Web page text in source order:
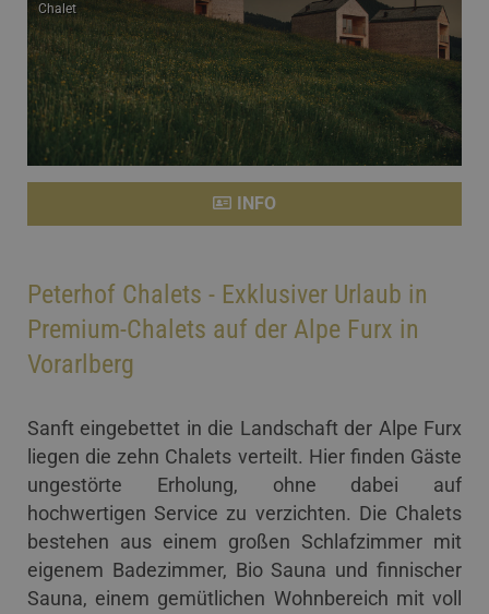
Chalet
INFO
Peterhof Chalets - Exklusiver Urlaub in
Premium-Chalets auf der Alpe Furx in
Vorarlberg
Sanft eingebettet in die Landschaft der Alpe Furx
liegen die zehn Chalets verteilt. Hier finden Gäste
ungestörte Erholung, ohne dabei auf
hochwertigen Service zu verzichten. Die Chalets
bestehen aus einem großen Schlafzimmer mit
eigenem Badezimmer, Bio Sauna und finnischer
Sauna, einem gemütlichen Wohnbereich mit voll